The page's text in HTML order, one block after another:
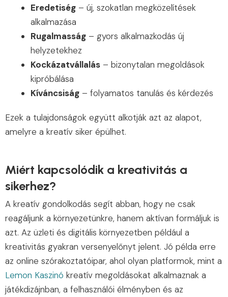
Eredetiség – új, szokatlan megközelítések
alkalmazása
Rugalmasság – gyors alkalmazkodás új
helyzetekhez
Kockázatvállalás – bizonytalan megoldások
kipróbálása
Kíváncsiság – folyamatos tanulás és kérdezés
Ezek a tulajdonságok együtt alkotják azt az alapot,
amelyre a kreatív siker épülhet.
Miért kapcsolódik a kreativitás a
sikerhez?
A kreatív gondolkodás segít abban, hogy ne csak
reagáljunk a környezetünkre, hanem aktívan formáljuk is
azt. Az üzleti és digitális környezetben például a
kreativitás gyakran versenyelőnyt jelent. Jó példa erre
az online szórakoztatóipar, ahol olyan platformok, mint a
Lemon Kaszinó kreatív megoldásokat alkalmaznak a
játékdizájnban, a felhasználói élményben és az